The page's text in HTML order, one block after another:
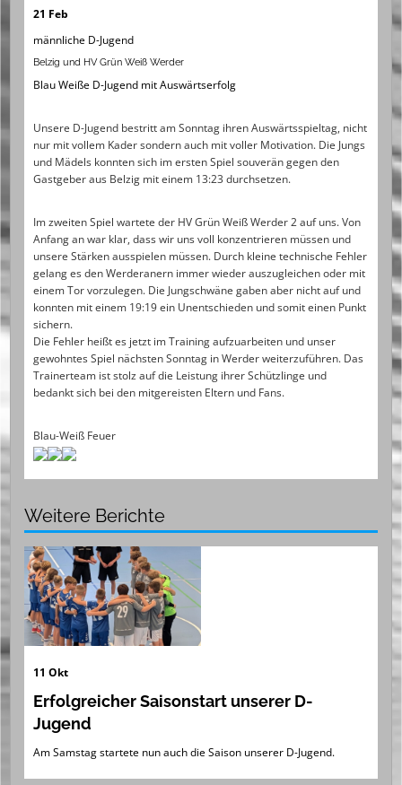
21 Feb
männliche D-Jugend
Belzig und HV Grün Weiß Werder
Blau Weiße D-Jugend mit Auswärtserfolg
Unsere D-Jugend bestritt am Sonntag ihren Auswärtsspieltag, nicht
nur mit vollem Kader sondern auch mit voller Motivation. Die Jungs
und Mädels konnten sich im ersten Spiel souverän gegen den
Gastgeber aus Belzig mit einem 13:23 durchsetzen.
Im zweiten Spiel wartete der HV Grün Weiß Werder 2 auf uns. Von
Anfang an war klar, dass wir uns voll konzentrieren müssen und
unsere Stärken ausspielen müssen. Durch kleine technische Fehler
gelang es denWerderanern immer wieder auszugleichen oder mit
einem Tor vorzulegen. Die Jungschwäne gaben aber nicht auf und
konnten mit einem 19:19 ein Unentschieden und somit einen Punkt
sichern.
Die Fehler heißt es jetzt im Training aufzuarbeiten und unser
gewohntes Spiel nächsten Sonntag in Werder weiterzuführen. Das
Trainerteam ist stolz auf die Leistung ihrer Schützlinge und
bedankt sich bei den mitgereisten Eltern und Fans.
Blau-Weiß Feuer
Weitere Berichte
11 Okt
Erfolgreicher Saisonstart unserer D-
Jugend
Am Samstag startete nun auch die Saison unserer D-Jugend.